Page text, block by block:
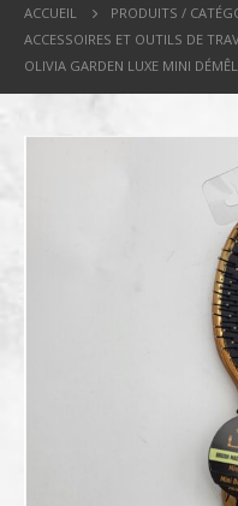
ACCUEIL
PRODUITS /
ACCESSOIRES ET OUTILS DE
OLIVIA GARDEN LUXE MINI